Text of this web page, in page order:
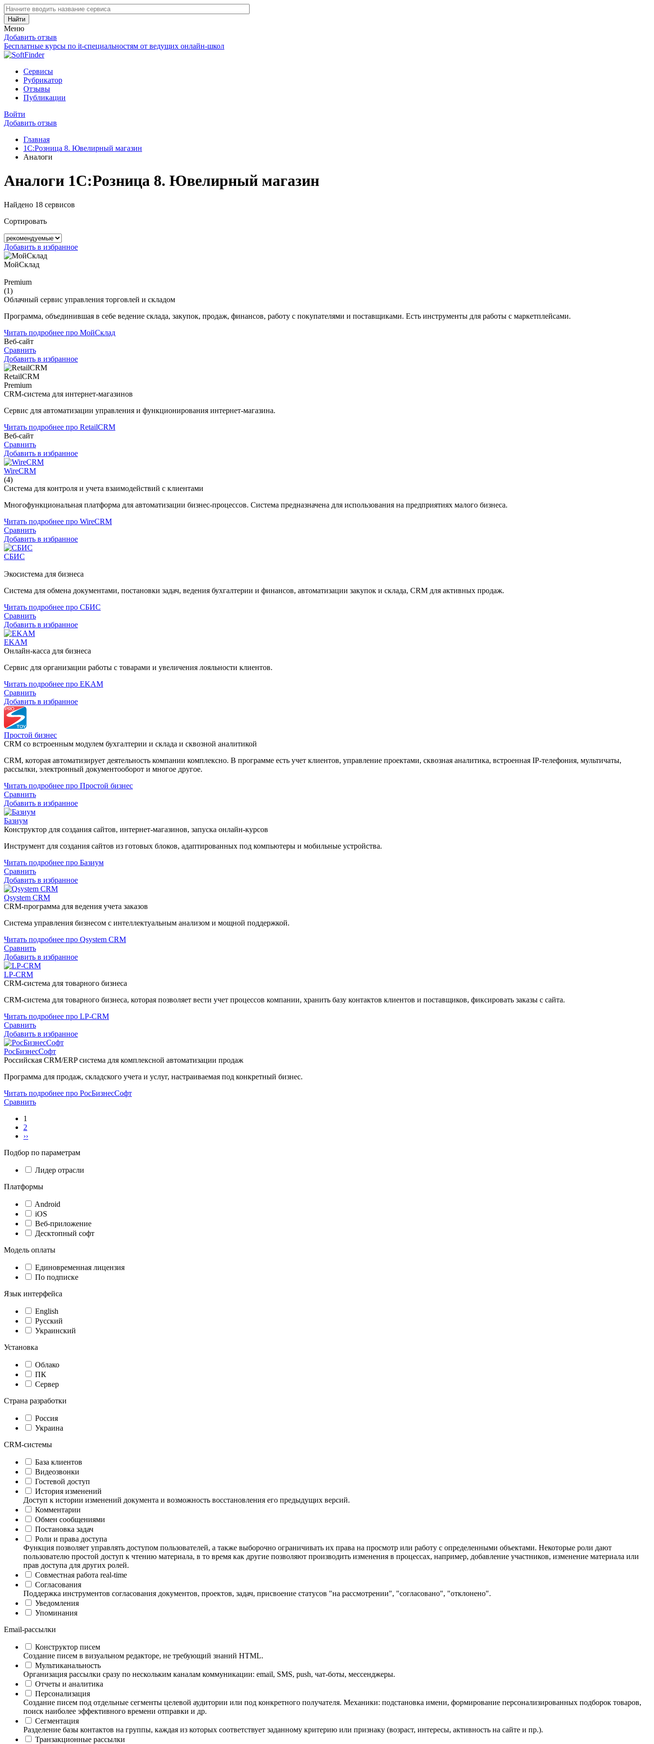
Найти
Меню
Добавить отзыв
Бесплатные курсы по it-специальностям от ведущих онлайн-школ
Сервисы
Рубрикатор
Отзывы
Публикации
Войти
Добавить отзыв
Главная
1С:Розница 8. Ювелирный магазин
Аналоги
Аналоги 1С:Розница 8. Ювелирный магазин
Найдено 18 сервисов
Сортировать
Добавить в избранное
МойСклад
Premium
(1)
Облачный сервис управления торговлей и складом
Программа, объединившая в себе ведение склада, закупок, продаж, финансов, работу с покупателями и поставщиками. Есть инструменты для работы с маркетплейсами.
Читать подробнее про МойСклад
Веб-сайт
Сравнить
Добавить в избранное
RetailCRM
Premium
CRM-система для интернет-магазинов
Сервис для автоматизации управления и функционирования интернет-магазина.
Читать подробнее про RetailCRM
Веб-сайт
Сравнить
Добавить в избранное
WireCRM
(4)
Система для контроля и учета взаимодействий с клиентами
Многофункциональная платформа для автоматизации бизнес-процессов. Система предназначена для использования на предприятиях малого бизнеса.
Читать подробнее про WireCRM
Сравнить
Добавить в избранное
СБИС
Экосистема для бизнеса
Система для обмена документами, постановки задач, ведения бухгалтерии и финансов, автоматизации закупок и склада, CRM для активных продаж.
Читать подробнее про СБИС
Сравнить
Добавить в избранное
EKAM
Онлайн-касса для бизнеса
Сервис для организации работы с товарами и увеличения лояльности клиентов.
Читать подробнее про EKAM
Сравнить
Добавить в избранное
Простой бизнес
CRM со встроенным модулем бухгалтерии и склада и сквозной аналитикой
CRM, которая автоматизирует деятельность компании комплексно. В программе есть учет клиентов, управление проектами, сквозная аналитика, встроенная IP-телефония, мультичаты,
рассылки, электронный документооборот и многое другое.
Читать подробнее про Простой бизнес
Сравнить
Добавить в избранное
Базиум
Конструктор для создания сайтов, интернет-магазинов, запуска онлайн-курсов
Инструмент для создания сайтов из готовых блоков, адаптированных под компьютеры и мобильные устройства.
Читать подробнее про Базиум
Сравнить
Добавить в избранное
Qsystem CRM
CRM-программа для ведения учета заказов
Система управления бизнесом с интеллектуальным анализом и мощной поддержкой.
Читать подробнее про Qsystem CRM
Сравнить
Добавить в избранное
LP-CRM
CRM-система для товарного бизнеса
CRM-система для товарного бизнеса, которая позволяет вести учет процессов компании, хранить базу контактов клиентов и поставщиков, фиксировать заказы с сайта.
Читать подробнее про LP-CRM
Сравнить
Добавить в избранное
РосБизнесСофт
Российская CRM/ERP система для комплексной автоматизации продаж
Программа для продаж, складского учета и услуг, настраиваемая под конкретный бизнес.
Читать подробнее про РосБизнесСофт
Сравнить
1
2
››
Подбор по параметрам
Лидер отрасли
Платформы
Android
iOS
Веб-приложение
Десктопный софт
Модель оплаты
Единовременная лицензия
По подписке
Язык интерфейса
English
Русский
Украинский
Установка
Облако
ПК
Сервер
Страна разработки
Россия
Украина
CRM-системы
База клиентов
Видеозвонки
Гостевой доступ
История изменений
Доступ к истории изменений документа и возможность восстановления его предыдущих версий.
Комментарии
Обмен сообщениями
Постановка задач
Роли и права доступа
Функция позволяет управлять доступом пользователей, а также выборочно ограничивать их права на просмотр или работу с определенными объектами. Некоторые роли дают
пользователю простой доступ к чтению материала, в то время как другие позволяют производить изменения в процессах, например, добавление участников, изменение материала или
прав доступа для других ролей.
Совместная работа real-time
Согласования
Поддержка инструментов согласования документов, проектов, задач, присвоение статусов "на рассмотрении", "согласовано", "отклонено".
Уведомления
Упоминания
Email-рассылки
Конструктор писем
Создание писем в визуальном редакторе, не требующий знаний HTML.
Мультиканальность
Организация рассылки сразу по нескольким каналам коммуникации: email, SMS, push, чат-боты, мессенджеры.
Отчеты и аналитика
Персонализация
Создание писем под отдельные сегменты целевой аудитории или под конкретного получателя. Механики: подстановка имени, формирование персонализированных подборок товаров,
поиск наиболее эффективного времени отправки и др.
Сегментация
Разделение базы контактов на группы, каждая из которых соответствует заданному критерию или признаку (возраст, интересы, активность на сайте и пр.).
Транзакционные рассылки